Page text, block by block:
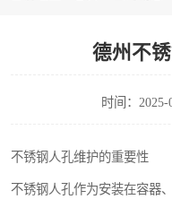
德州不
时间：2025-
不锈钢人孔维护的重要性
不锈钢人孔作为安装在容器